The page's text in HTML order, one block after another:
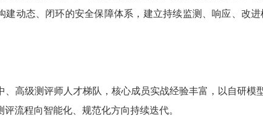
建动态、闭环的安全保障体系，建立持续监测、响应、改
高级测评师人才梯队，核心成员实战经验丰富，以自研模
评流程向智能化、规范化方向持续迭代。